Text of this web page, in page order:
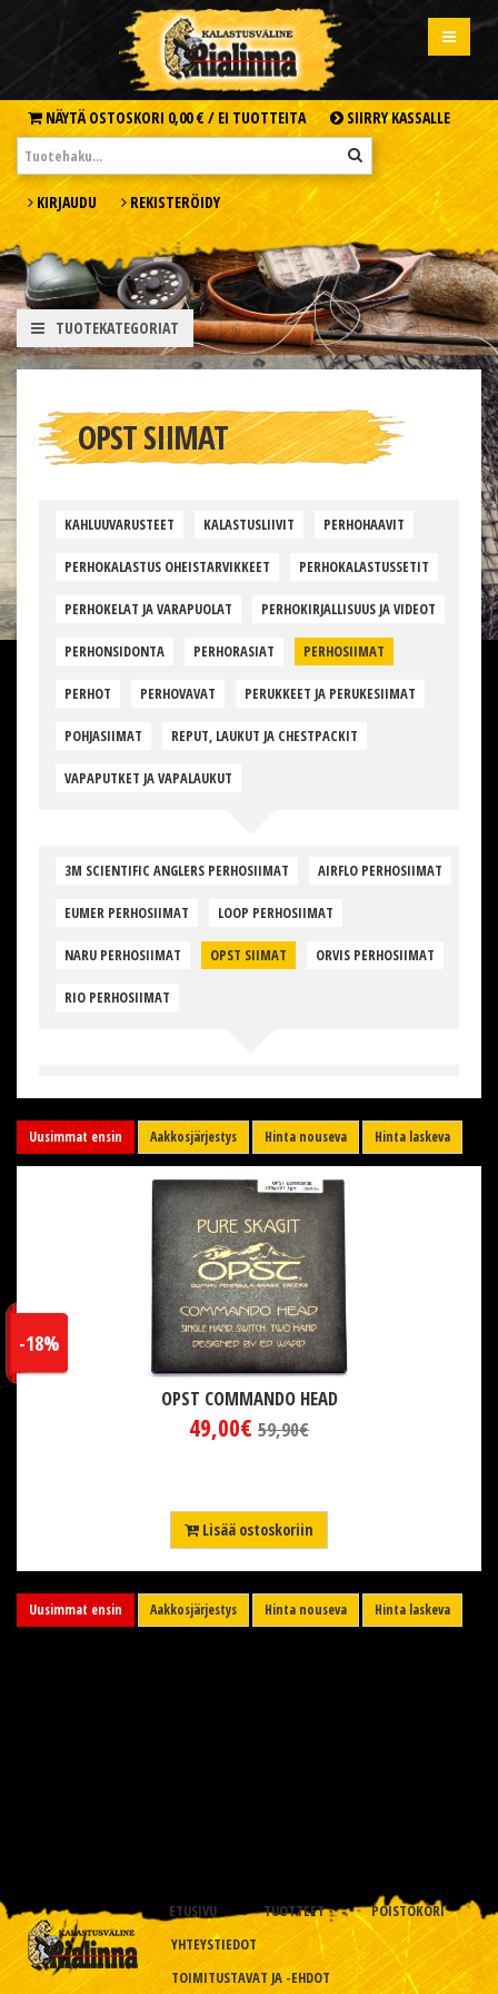
NÄYTÄ OSTOSKORI 0,00 € / EI TUOTTEITA SIIRRY KASSALLE
KIRJAUDU REKISTERÖIDY
TUOTEKATEGORIAT
OPST SIIMAT
KAHLUUVARUSTEET KALASTUSLIIVIT PERHOHAAVIT
PERHOKALASTUS OHEISTARVIKKEET PERHOKALASTUSSETIT
PERHOKELAT JA VARAPUOLAT PERHOKIRJALLISUUS JA VIDEOT
PERHONSIDONTA PERHORASIAT PERHOSIIMAT
PERHOT PERHOVAVAT PERUKKEET JA PERUKESIIMAT
POHJASIIMAT REPUT, LAUKUT JA CHESTPACKIT
VAPAPUTKET JA VAPALAUKUT
3M SCIENTIFIC ANGLERS PERHOSIIMAT AIRFLO PERHOSIIMAT
EUMER PERHOSIIMAT LOOP PERHOSIIMAT
NARU PERHOSIIMAT OPST SIIMAT ORVIS PERHOSIIMAT
RIO PERHOSIIMAT
Uusimmat ensin Aakkosjärjestys Hinta nouseva Hinta laskeva
OPST COMMANDO HEAD
49,00€
-18%
59,90€
Lisää ostoskoriin
Uusimmat ensin Aakkosjärjestys Hinta nouseva Hinta laskeva
ETUSIVU TUOTTEET
POISTOKORI
YHTEYSTIEDOT
TOIMITUSTAVAT JA -EHDOT